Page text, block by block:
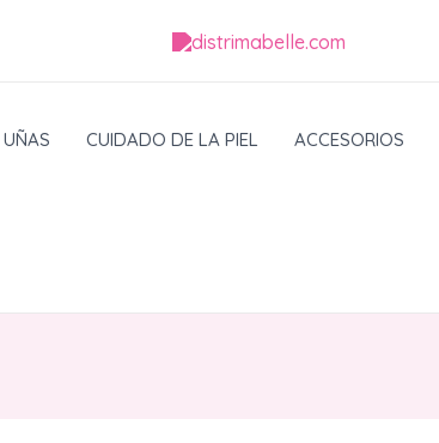
UÑAS CUIDADO DE LA PIEL ACCESORIOS